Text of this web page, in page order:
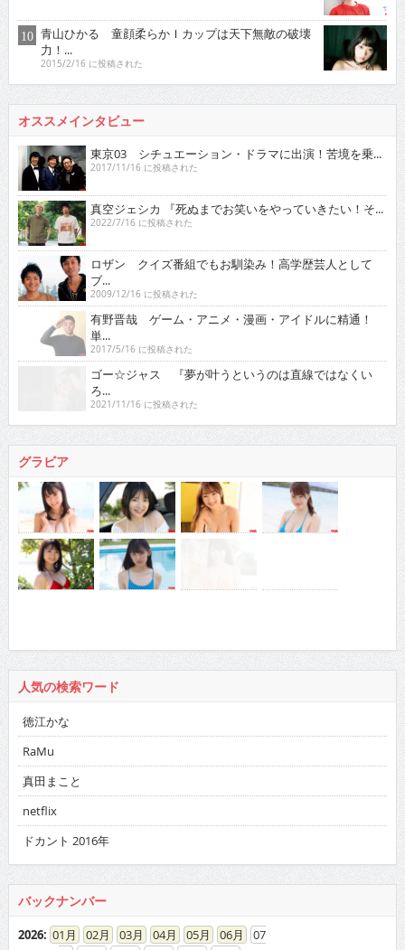
青山ひかる 童顔柔らかＩカップは天下無敵の破壊
力！...
2015/2/16 に投稿された
オススメインタビュー
東京03 シチュエーション・ドラマに出演！苦境を乗...
2017/11/16 に投稿された
真空ジェシカ 『死ぬまでお笑いをやっていきたい！そ...
2022/7/16 に投稿された
ロザン クイズ番組でもお馴染み！高学歴芸人として
ブ...
2009/12/16 に投稿された
有野晋哉 ゲーム・アニメ・漫画・アイドルに精通！
単...
2017/5/16 に投稿された
ゴー☆ジャス 『夢が叶うというのは直線ではなくい
ろ...
2021/11/16 に投稿された
グラビア
人気の検索ワード
徳江かな
RaMu
真田まこと
netflix
ドカント 2016年
バックナンバー
2026: 01 02 03 04 05 06
07